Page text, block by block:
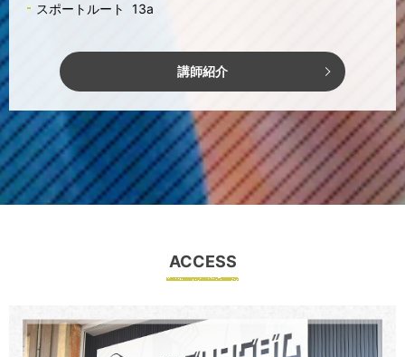
スポートルート 13a
講師紹介
ACCESS